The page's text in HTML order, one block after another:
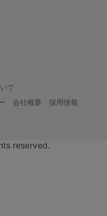
て
会社概要
採用情報
reserved.